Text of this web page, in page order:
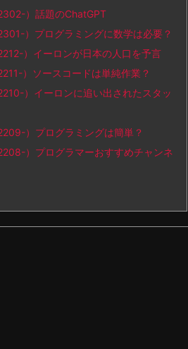
）話題のChatGPT
）プログラミングに数学は必要？
）イーロンが日本の人口を予言
）ソースコードは単純作業？
）イーロンに追い出されたスタッ
）プログラミングは簡単？
）プログラマーおすすめチャンネ